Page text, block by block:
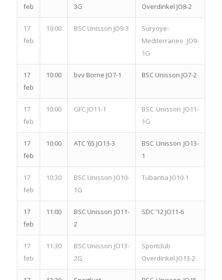
feb
3G
Overdinkel JO8-2
17
feb
10:00 BSC Unisson JO9-3
Suryoye-
Mediterraneo JO9-
1G
17
feb
10:00 bvv Borne JO7-1 BSC Unisson JO7-2
17
feb
10:00 GFC JO11-1
BSC Unisson JO11-
1G
17
feb
10:00 ATC ’65 JO13-3
BSC Unisson JO13-
1
17
feb
10:30
BSC Unisson JO10-
1G
Tubantia JO10-1
17
feb
11:00
BSC Unisson JO11-
2
SDC ’12 JO11-6
17
feb
11:30
BSC Unisson JO13-
2G
Sportclub
Overdinkel JO13-2